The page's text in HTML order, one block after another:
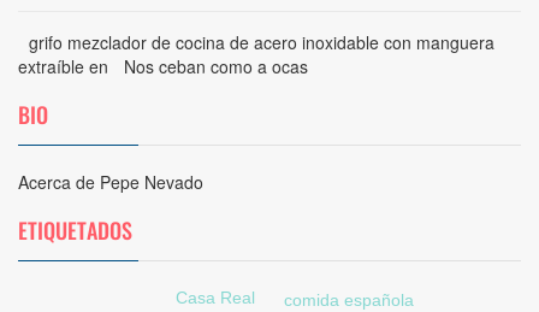
grifo mezclador de cocina de acero inoxidable con manguera
extraíble en Nos ceban como a ocas
BIO
Acerca de Pepe Nevado
ETIQUETADOS
Casa Real comida española